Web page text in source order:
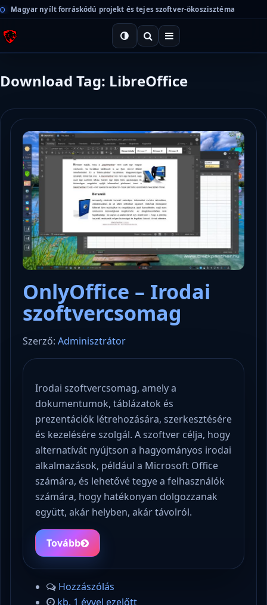
Magyar nyílt forráskódú projekt és tejes szoftver-ökoszisztéma
Download Tag: LibreOffice
OnlyOffice – Irodai
szoftvercsomag
Szerző: Adminisztrátor
Irodai szoftvercsomag, amely a
dokumentumok, táblázatok és
prezentációk létrehozására, szerkesztésére
és kezelésére szolgál. A szoftver célja, hogy
alternatívát nyújtson a hagyományos irodai
alkalmazások, például a Microsoft Office
számára, és lehetővé tegye a felhasználók
számára, hogy hatékonyan dolgozzanak
együtt, akár helyben, akár távolról.
Tovább
Hozzászólás
kb. 1 évvel ezelőtt